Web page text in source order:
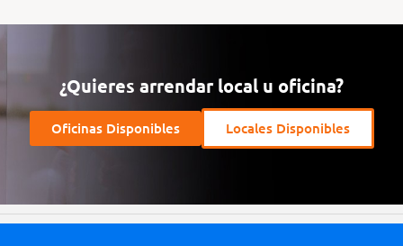
¿Quieres arrendar local u oficina?
Oficinas Disponibles Locales Disponibles